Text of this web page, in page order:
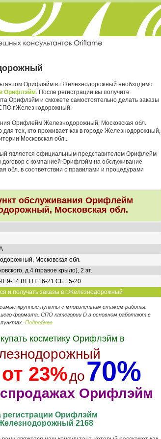
Орифлэйм в г.Железнодорожный необходимо
в Орифлэйм. После регистрации вы получите
Орифлэйм и сможете самостоятельно делать заказы
г.Железнодорожный.
Орифлейм Железнодорожный, Московская обл.
тех, кто проживает как в городе Железнодорожный,
Московская обл..
является официальным представителем Орифлейм
договор с компанией Орифлэйм на обслуживание
обл. в соответствии с правилами и процедурами
обслуживания Орифлейм
Московская обл.
Московская обл.
д.4 (правое крыло), 2 эт.
9-14 ВТ ПТ 16-21 СБ 15-20
и получать заказы в г.Железнодорожный
крупные пункты с многолетним стажем работы.
формата. СПО категории D в основном работают в
Подробнее
косметику Орифлэйм в
от 23%до70%
Орифлэйм
регистрации Орифлэйм
2168